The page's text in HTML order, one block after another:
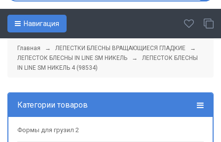
Навигация
Главная → ЛЕПЕСТКИ БЛЕСНЫ ВРАЩАЮЩИЕСЯ ГЛАДКИЕ
→
ЛЕПЕСТОК БЛЕСНЫ IN LINE SM НИКЕЛЬ
→ ЛЕПЕСТОК БЛЕСНЫ
IN LINE SM НИКЕЛЬ 4 (98534)
Категории товаров
Формы для грузил 2